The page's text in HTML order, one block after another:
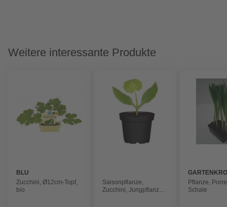
Weitere interessante Produkte
BLU
Zucchini, Ø12cm-Topf,
bio
Saisonpflanze,
Zucchini, Jungpflanzen
Pflanze,
Schale